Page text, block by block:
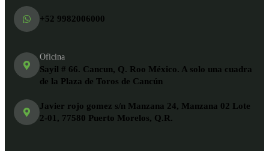
+52 9982006000
Oficina
Sayil # 66. Cancun, Q. Roo México. A solo una cuadra
de la Plaza de Toros de Cancún
Javier rojo gomez s/n Manzana 24, Manzana 02 Lote
2-01, 77580 Puerto Morelos, Q.R.